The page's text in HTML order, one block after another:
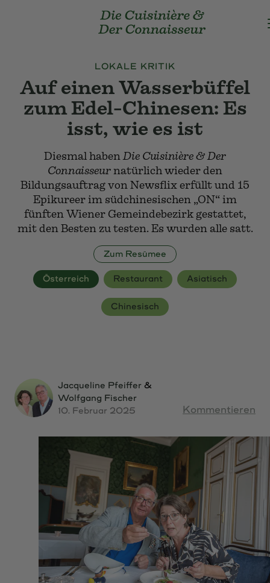
Landmarks Navigation
Skip to main navigation,Accesskey
Home-Die Cuisinière und Der
Gesamt-Kost
Weltkarte
Genres
LexiCuC
FAQ
Newsletter
Über Uns
LOKALE KRITIK
Auf einen Wasserbüffel
zum Edel-Chinesen: Es
isst, wie es ist
Diesmal habenDie Cuisinière & Der
Connaisseur natürlich wieder den
Bildungsauftrag von Newsflix erfüllt und 15
Epikureer im südchinesischen „ON“ im
fünften Wiener Gemeindebezirk gestattet,
mit den Besten zu testen. Es wurden alle satt.
Zum Resümee
Österreich Restaurant Asiatisch
Chinesisch
Jacqueline Pfeiffer &
Wolfgang Fischer
10. Februar 2025
Kommentieren